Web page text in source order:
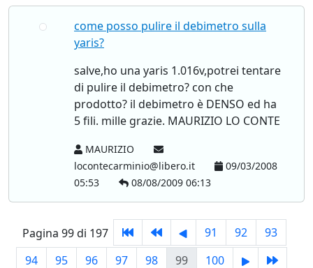
come posso pulire il debimetro sulla
yaris?
salve,ho una yaris 1.016v,potrei tentare
di pulire il debimetro? con che
prodotto? il debimetro è DENSO ed ha
5 fili. mille grazie. MAURIZIO LO CONTE
MAURIZIO
locontecarminio@libero.it
09/03/2008
05:53
08/08/2009 06:13
Pagina 99 di 197 91 92
93
94
95 96 97 98 99 100